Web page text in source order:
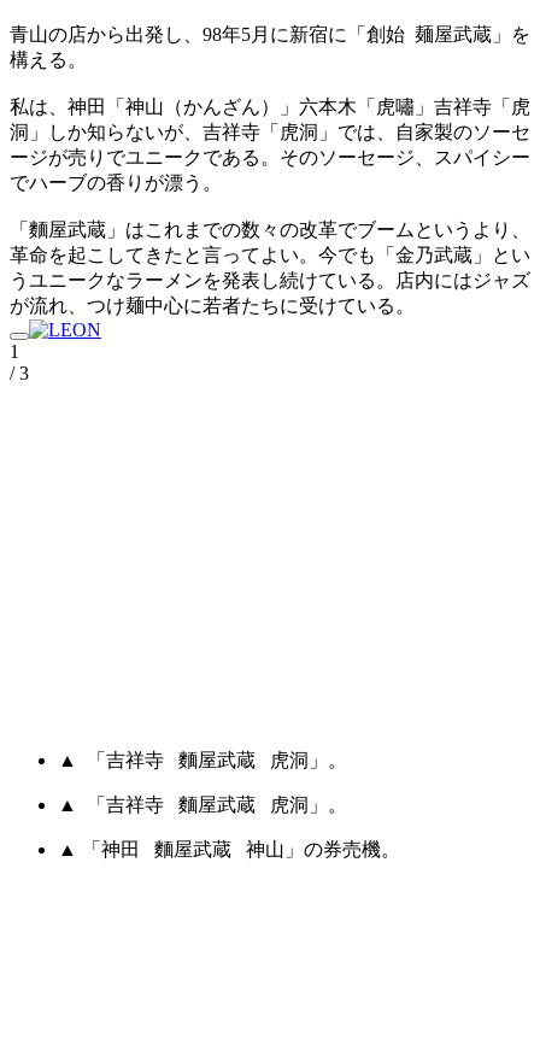
青山の店から出発し、98年5月に新宿に「創始 麺屋武蔵」を
構える。
私は、神田「神山（かんざん）」六本木「虎嘯」吉祥寺「虎
洞」しか知らないが、吉祥寺「虎洞」では、自家製のソーセ
ージが売りでユニークである。そのソーセージ、スパイシー
でハーブの香りが漂う。
「麵屋武蔵」はこれまでの数々の改革でブームというより、
革命を起こしてきたと言ってよい。今でも「金乃武蔵」とい
うユニークなラーメンを発表し続けている。店内にはジャズ
が流れ、つけ麺中心に若者たちに受けている。
1
/ 3
▲ 「吉祥寺 麵屋武蔵 虎洞」。
▲ 「吉祥寺 麵屋武蔵 虎洞」。
▲ 「神田 麵屋武蔵 神山」の券売機。